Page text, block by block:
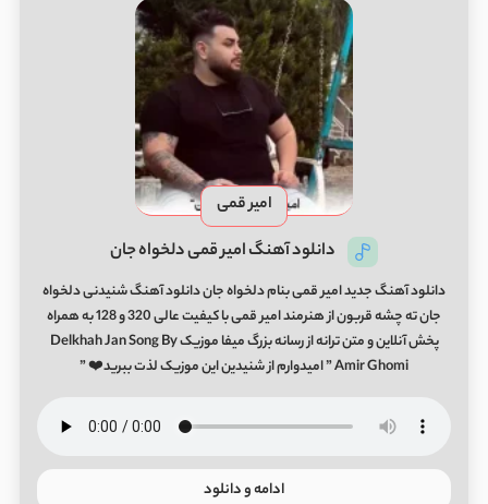
امیر قمی
دانلود آهنگ امیر قمی دلخواه جان
دانلود آهنگ جدید امیر قمی بنام دلخواه جان دانلود آهنگ شنیدنی دلخواه
جان ته چشه قربون از هنرمند امیر قمی با کیفیت عالی 320 و 128 به همراه
پخش آنلاین و متن ترانه از رسانه بزرگ میفا موزیک Delkhah Jan Song By
Amir Ghomi ” امیدوارم از شنیدین این موزیک لذت ببرید❤️ ”
ادامه و دانلود